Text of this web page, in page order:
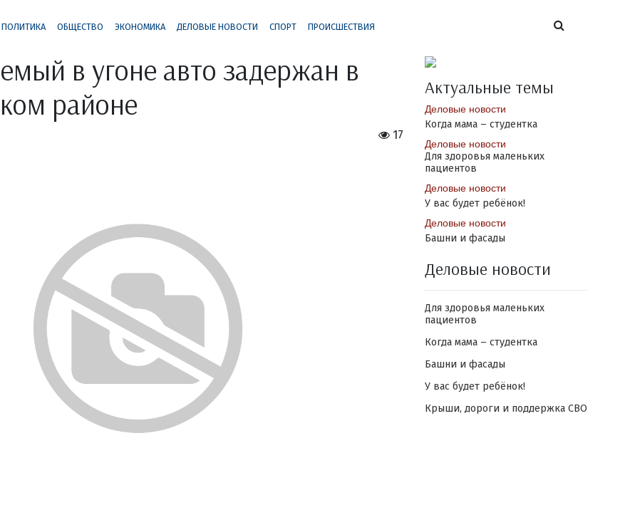
ПОЛИТИКА ОБЩЕСТВО ЭКОНОМИКА ДЕЛОВЫЕ НОВОСТИ СПОРТ ПРОИСШЕСТВИЯ
в угоне авто задержан в
районе
17
Актуальные темы
Деловые новости
Когда мама – студентка
Деловые новости
Для здоровья маленьких
пациентов
Деловые новости
У вас будет ребёнок!
Деловые новости
Башни и фасады
Деловые новости
Для здоровья маленьких
пациентов
Когда мама – студентка
Башни и фасады
У вас будет ребёнок!
Крыши, дороги и поддержка СВО